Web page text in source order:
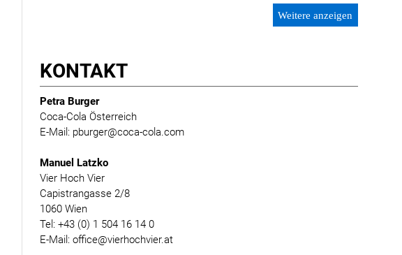
Weitere anzeigen
KONTAKT
Petra Burger
Coca-Cola Österreich
E-Mail: pburger@coca-cola.com
Manuel Latzko
Vier Hoch Vier
Capistrangasse 2/8
1060 Wien
Tel: +43 (0) 1 504 16 14 0
E-Mail: office@vierhochvier.at